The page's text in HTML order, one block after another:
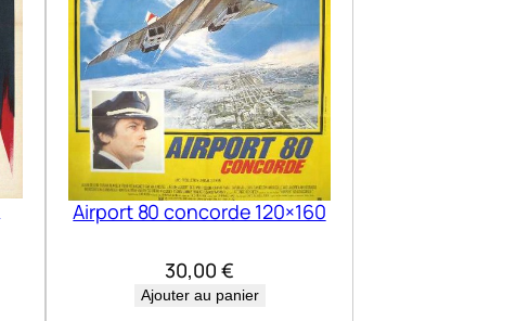
Airport 80 concorde 120×160
30,00 €
Ajouter au panier